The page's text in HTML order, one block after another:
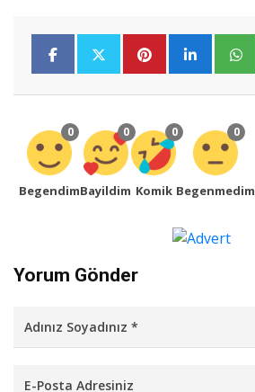
0
Begendim
0
Bayildim
0
Komik
0
Begenmedim
Yorum Gönder